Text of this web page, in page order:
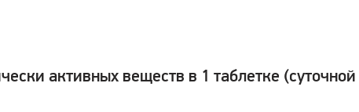
активных веществ в 1 таблетке